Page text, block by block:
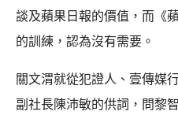
談及蘋果日報的價值，而《
的訓練，認為沒有需要。
關文渭就從犯證人、壹傳媒
副社長陳沛敏的供詞，問黎